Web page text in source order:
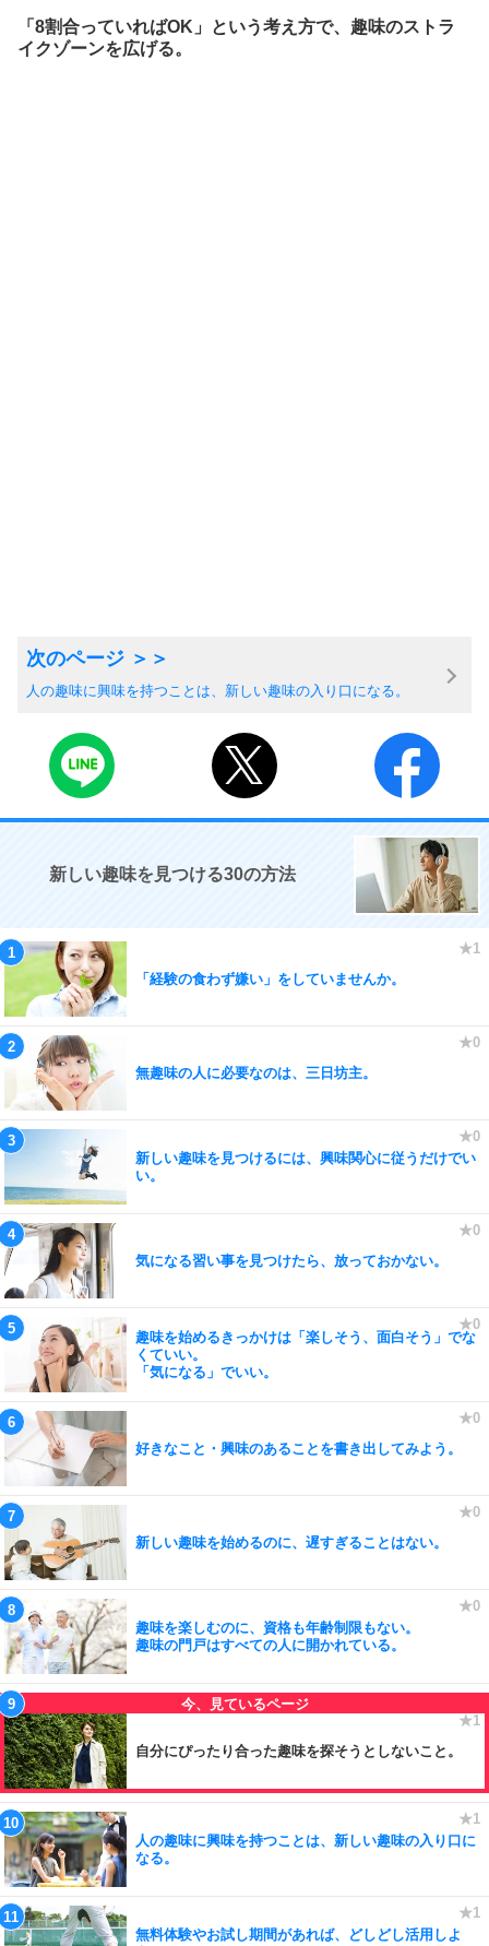
「8割合っていればOK」という考え方で、趣味のストラ
イクゾーンを広げる。
人の趣味に興味を持つことは、新しい趣味の入り口になる。
新しい趣味を見つける30の方法
「経験の食わず嫌い」をしていませんか。
無趣味の人に必要なのは、三日坊主。
新しい趣味を見つけるには、興味関心に従うだけでい
い。
気になる習い事を見つけたら、放っておかない。
趣味を始めるきっかけは「楽しそう、面白そう」でな
くていい。
「気になる」でいい。
好きなこと・興味のあることを書き出してみよう。
新しい趣味を始めるのに、遅すぎることはない。
趣味を楽しむのに、資格も年齢制限もない。
趣味の門戸はすべての人に開かれている。
自分にぴったり合った趣味を探そうとしないこと。
人の趣味に興味を持つことは、新しい趣味の入り口に
なる。
無料体験やお試し期間があれば、どしどし活用しよ